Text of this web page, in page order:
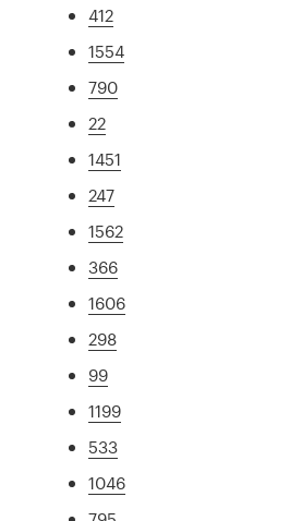
412
1554
790
22
1451
247
1562
366
1606
298
99
1199
533
1046